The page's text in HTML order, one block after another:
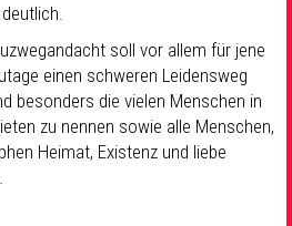
soll vor allem für jene
einen schweren Leidensweg
besonders die vielen Menschen in
zu nennen sowie alle Menschen,
Heimat, Existenz und liebe